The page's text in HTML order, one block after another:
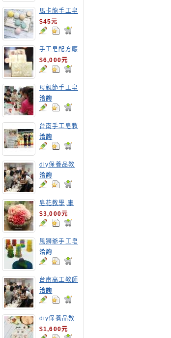
馬卡龍手工皂
$45元
手工皂配方應
用班
$6,000元
母親節手工皂
教學
洽詢
台南手工皂教
學,高雄手工
皂教學
洽詢
diy保養品教
學-台南高工
教職員DIY乳
液教學
洽詢
皂花教學,康
乃馨
$3,000元
風獅爺手工皂
洽詢
台南高工教師
保養品研習營
洽詢
diy保養品教
學-修護霜
$1,600元